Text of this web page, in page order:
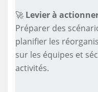
🚀 Levier à
Préparer des
planifier les
sur les équipes et
activités.